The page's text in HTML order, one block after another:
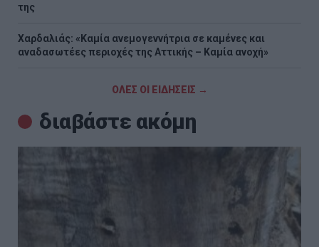
της
Χαρδαλιάς: «Καμία ανεμογεννήτρια σε καμένες και
αναδασωτέες περιοχές της Αττικής – Καμία ανοχή»
ΟΛΕΣ ΟΙ ΕΙΔΗΣΕΙΣ →
διαβάστε ακόμη